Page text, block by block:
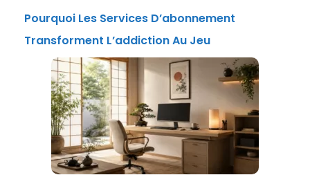
Pourquoi Les Services D’abonnement
Transforment L’addiction Au Jeu